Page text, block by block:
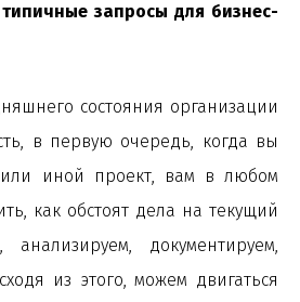
запросы для бизнес-
состояния организации
в первую очередь, когда вы
иной проект, вам в любом
как обстоят дела на текущий
документируем,
из этого, можем двигаться